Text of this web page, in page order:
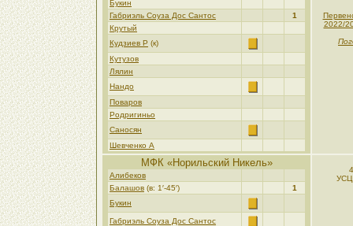
Букин
Габриэль Соуза Дос Сантос
1
Крутый
Кудзиев Р (к)
Кутузов
Лялин
Нандо
Поваров
Родригиньо
Саносян
Шевченко А
2022/
МФК «Норильский Никель»
Алибеков
Балашов (в: 1′-45′)
1
Букин
Габриэль Соуза Дос Сантос
УСЦ